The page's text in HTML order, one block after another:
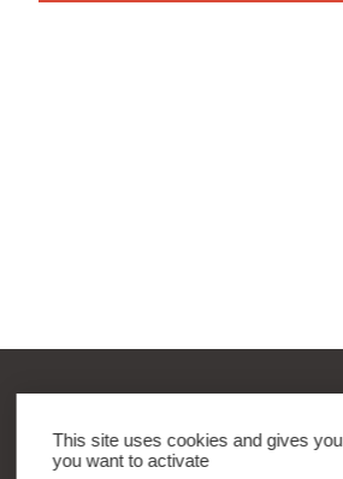
18, Avenue de Hollande
This site uses cookies and gives
you want to activate